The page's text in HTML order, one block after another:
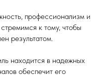
профессионализм и
к тому, чтобы
результатом.
находится в надежных
обеспечит его